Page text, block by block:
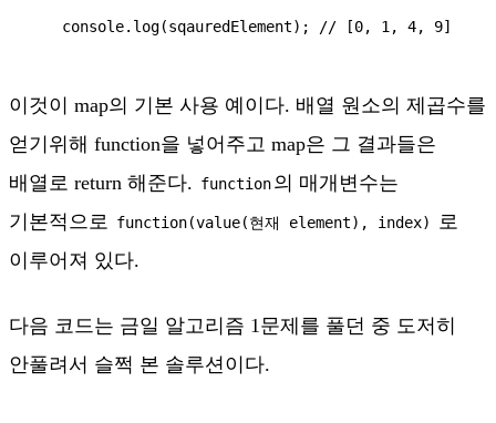
    console.log(sqauredElement); // [0, 1, 4, 9]
이것이 map의 기본 사용 예이다. 배열 원소의 제곱수를
얻기위해 function을 넣어주고 map은 그 결과들은
배열로 return 해준다. function의 매개변수는
기본적으로
function(value(현재 element), index)
로
이루어져 있다.
다음 코드는 금일 알고리즘 1문제를 풀던 중 도저히
안풀려서 슬쩍 본 솔루션이다.